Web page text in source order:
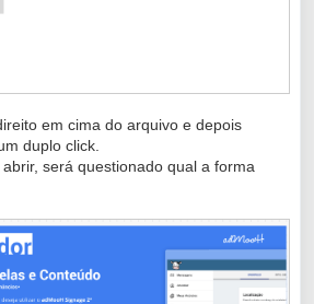
em cima do arquivo e depois
duplo click.
será questionado qual a forma